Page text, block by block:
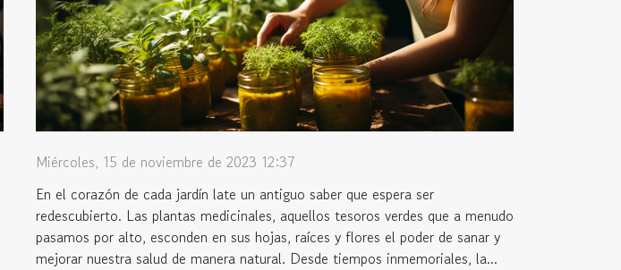
Miércoles, 15 de noviembre de 2023 12:37
En el corazón de cada jardín late un antiguo saber que espera ser
redescubierto. Las plantas medicinales, aquellos tesoros verdes que a menudo
pasamos por alto, esconden en sus hojas, raíces y flores el poder de sanar y
mejorar nuestra salud de manera natural. Desde tiempos inmemoriales, la...